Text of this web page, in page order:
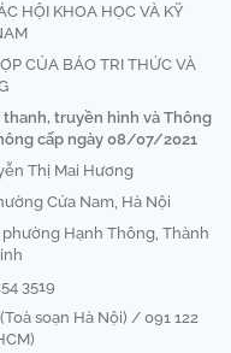
HỘI KHOA HỌC VÀ KỸ
CỦA BÁO TRI THỨC VÀ
thanh, truyền hình và Thông
cấp ngày 08/07/2021
Thị Mai Hương
Cửa Nam, Hà Nội
Hạnh Thông, Thành
3519
soạn Hà Nội) / 091 122